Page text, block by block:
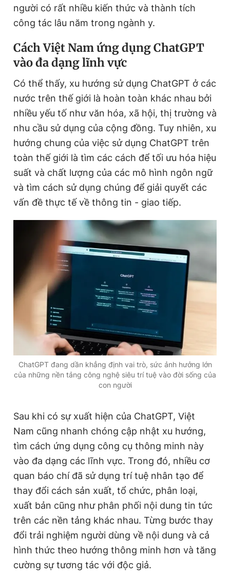
người có rất nhiều kiến thức và thành tích
công tác lâu năm trong ngành y.
Cách Việt Nam ứng dụng ChatGPT
vào đa dạng lĩnh vực
Có thể thấy, xu hướng sử dụng ChatGPT ở các
nước trên thế giới là hoàn toàn khác nhau bởi
nhiều yếu tố như văn hóa, xã hội, thị trường và
nhu cầu sử dụng của cộng đồng. Tuy nhiên, xu
hướng chung của việc sử dụng ChatGPT trên
toàn thế giới là tìm các cách để tối ưu hóa hiệu
suất và chất lượng của các mô hình ngôn ngữ
và tìm cách sử dụng chúng để giải quyết các
vấn đề thực tế về thông tin - giao tiếp.
ChatGPT đang dần khẳng định vai trò, sức ảnh hưởng lớn
của những nền tảng công nghệ siêu trí tuệ vào đời sống của
con người
Sau khi có sự xuất hiện của ChatGPT, Việt
Nam cũng nhanh chóng cập nhật xu hướng,
tìm cách ứng dụng công cụ thông minh này
vào đa dạng các lĩnh vực. Trong đó, nhiều cơ
quan báo chí đã sử dụng trí tuệ nhân tạo để
thay đổi cách sản xuất, tổ chức, phân loại,
xuất bản cũng như phân phối nội dung tin tức
trên các nền tảng khác nhau. Từng bước thay
đổi trải nghiệm người dùng về nội dung và cả
hình thức theo hướng thông minh hơn và tăng
cường sự tương tác với độc giả.